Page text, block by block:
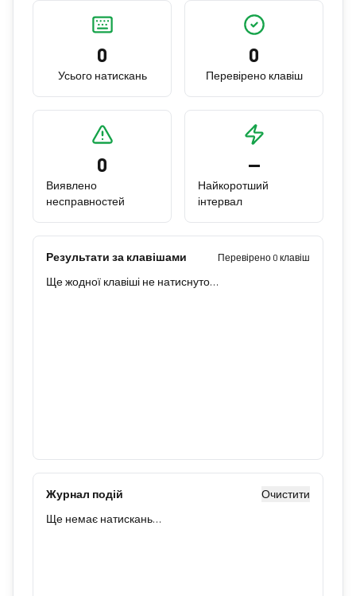
0
Усього натискань
0
Перевірено клавіш
0
Виявлено
несправностей
—
Найкоротший
інтервал
Результати за клавішами Перевірено 0 клавіш
Ще жодної клавіші не натиснуто…
Журнал подій
Очистити
Ще немає натискань…